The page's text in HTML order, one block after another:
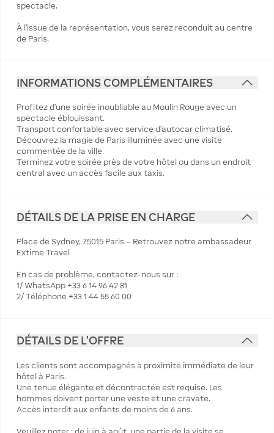
spectacle.
À l’issue de la représentation, vous serez reconduit au centre
de Paris.
INFORMATIONS COMPLÉMENTAIRES
Profitez d'une soirée inoubliable au Moulin Rouge avec un
spectacle éblouissant.
Transport confortable avec service d'autocar climatisé.
Découvrez la magie de Paris illuminée avec une visite
commentée de la ville.
Terminez votre soirée près de votre hôtel ou dans un endroit
central avec un accès facile aux taxis.
DÉTAILS DE LA PRISE EN CHARGE
Place de Sydney, 75015 Paris – Retrouvez notre ambassadeur
Extime Travel
En cas de problème, contactez-nous sur :
1/ WhatsApp +33 6 14 96 42 81
2/ Téléphone +33 1 44 55 60 00
DÉTAILS DE L'OFFRE
Les clients sont accompagnés à proximité immédiate de leur
hôtel à Paris.
Une tenue élégante et décontractée est requise. Les
hommes doivent porter une veste et une cravate.
Accès interdit aux enfants de moins de 6 ans.
Veuillez noter : de juin à août, une partie de la visite se